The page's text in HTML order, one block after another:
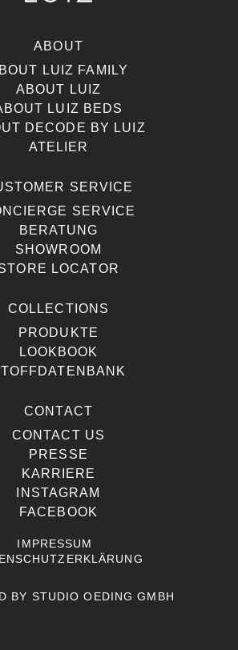
ABOUT
LUIZ FAMILY
ABOUT LUIZ
LUIZ BEDS
DECODE BY LUIZ
ATELIER
SERVICE
SERVICE
BERATUNG
SHOWROOM
LOCATOR
COLLECTIONS
PRODUKTE
LOOKBOOK
CONTACT
CONTACT US
PRESSE
KARRIERE
INSTAGRAM
FACEBOOK
IMPRESSUM
BY STUDIO OEDING GMBH